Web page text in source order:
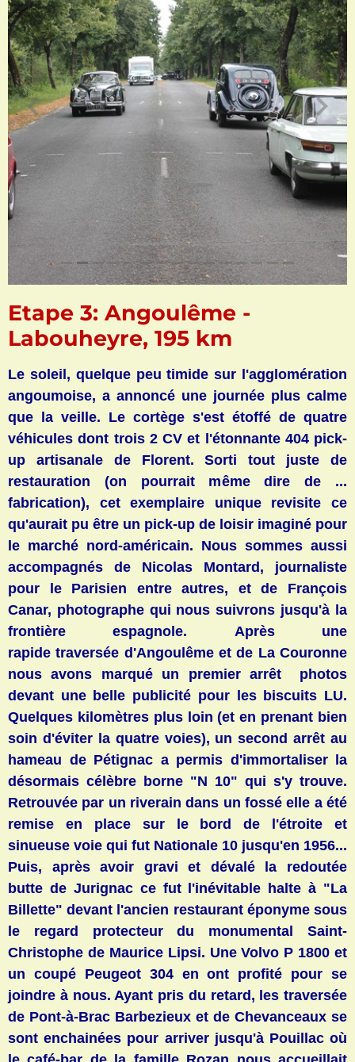
Etape 3: Angoulême -
Labouheyre, 195 km
Le soleil, quelque peu timide sur l'agglomération
angoumoise, a annoncé une journée plus calme
que la veille. Le cortège s'est étoffé de quatre
véhicules dont trois 2 CV et l'étonnante 404 pick-
up artisanale de Florent. Sorti tout juste de
restauration (on pourrait même dire de ...
fabrication), cet exemplaire unique revisite ce
qu'aurait pu être un pick-up de loisir imaginé pour
le marché nord-américain. Nous sommes aussi
accompagnés de Nicolas Montard, journaliste
pour le Parisien entre autres, et de François
Canar, photographe qui nous suivrons jusqu'à la
frontière espagnole. Après une
rapidetraversée d'Angoulême et de La Couronne
nous avons marqué un premier arrêt photos
devant une belle publicité pour les biscuits LU.
Quelques kilomètres plus loin (et en prenant bien
soin d'éviter la quatre voies), un second arrêt au
hameau de Pétignac a permis d'immortaliser la
désormais célèbre borne "N 10" qui s'y trouve.
Retrouvée par un riverain dans un fossé elle a été
remise en place sur le bord de l'étroite et
sinueuse voie qui fut Nationale 10 jusqu'en 1956...
Puis, après avoir gravi et dévalé la redoutée
butte de Jurignac ce fut l'inévitable halte à "La
Billette" devant l'ancien restaurant éponyme sous
le regard protecteur du monumental Saint-
Christophe de Maurice Lipsi. Une Volvo P 1800 et
un coupé Peugeot 304 en ont profité pour se
joindre à nous. Ayant pris du retard, les traversée
de Pont-à-Brac Barbezieux et de Chevanceaux se
sont enchainées pour arriver jusqu'à Pouillac où